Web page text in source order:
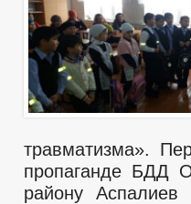
травматизма».
пропаганде БДД
району